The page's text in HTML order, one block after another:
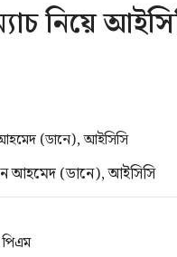
নিয়ে
আহমেদ (ডানে), আইসিসি